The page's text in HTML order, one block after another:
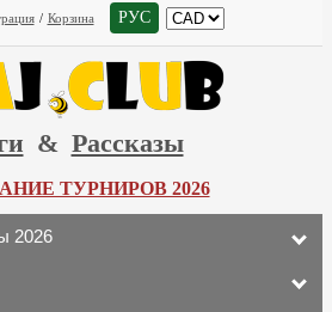
/ Корзина РУС
& Рассказы
ТУРНИРОВ 2026
2026